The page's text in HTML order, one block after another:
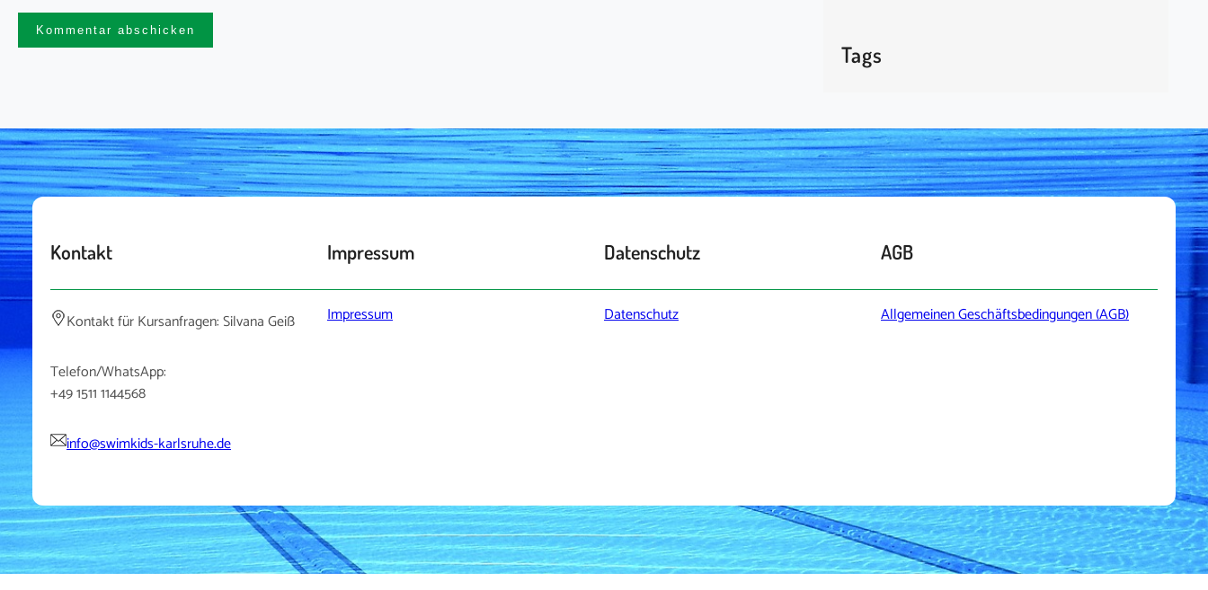
Tags
Kontakt
Kontakt für Kursanfragen: Silvana Geiß
Telefon/WhatsApp:
+49 1511 1144568
info@swimkids-karlsruhe.de
Impressum
Impressum
Datenschutz
Datenschutz
AGB
Allgemeinen Geschäftsbedingungen (AGB)